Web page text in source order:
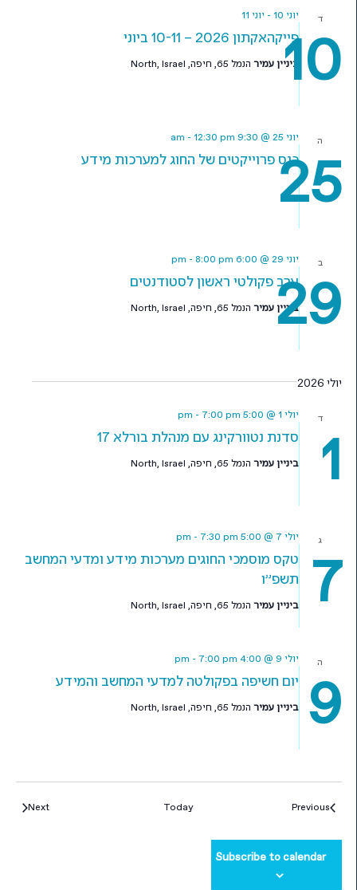
ד
10פייקהאקתון 2026 – 10-11 ביוני
יוני 10 - יוני 11
ביניין עמיר הנמל 65, חיפה, North, Israel
ה
25כנס פרוייקטים של החוג למערכות מידע
יוני 25 @ 9:30 am -12:30 pm
ב
29ערב פקולטי ראשון לסטודנטים
יוני 29 @ 6:00 pm -8:00 pm
ביניין עמיר הנמל 65, חיפה, North, Israel
יולי 2026
ד
1 סדנת נטוורקינג עם מנהלת בורלא 17
יולי 1 @ 5:00 pm - 7:00 pm
ביניין עמיר הנמל 65, חיפה, North, Israel
ג
7
טקס מוסמכי החוגים מערכות מידע ומדעי המחשב
תשפ"ו
יולי 7 @ 5:00 pm - 7:30 pm
ביניין עמיר הנמל 65, חיפה, North, Israel
ה
9 יום חשיפה בפקולטה למדעי המחשב והמידע
יולי 9 @ 4:00 pm - 7:00 pm
ביניין עמיר הנמל 65, חיפה, North, Israel
Previous
Events
Today
Next
Subscribe to calendar